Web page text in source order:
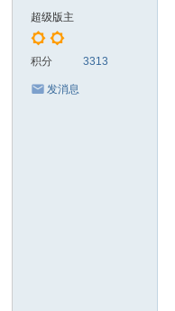
超级版主
积分 3313
发消息